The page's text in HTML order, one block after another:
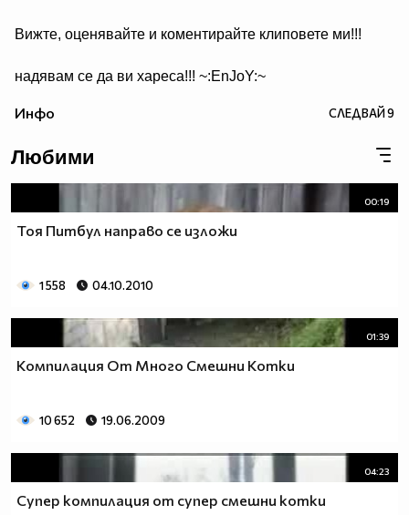
Вижте, оценявайте и коментирайте клиповете ми!!!
надявам се да ви хареса!!! ~:EnJoY:~
Инфо СЛЕДВАЙ9
Любими
00:19
Тоя Питбул направо се изложи
1 558 04.10.2010
01:39
Компилация От Много Смешни Котки
10 652 19.06.2009
04:23
Супер компилация от супер смешни котки